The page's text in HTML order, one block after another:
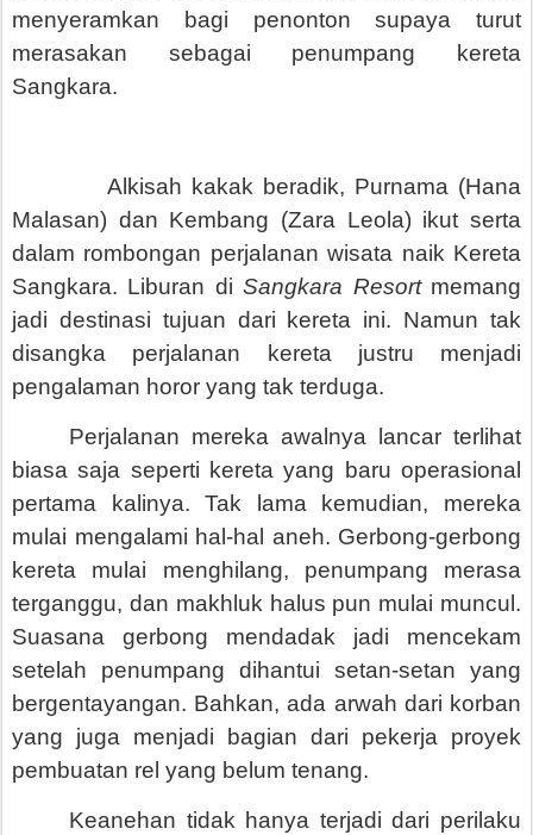
menyeramkan bagi penonton supaya turut
merasakan sebagai penumpang kereta
Sangkara.
Alkisah kakak beradik, Purnama (Hana
Malasan) dan Kembang (Zara Leola) ikut serta
dalam rombongan perjalanan wisata naik Kereta
Sangkara. Liburan diSangkara Resortmemang
jadi destinasi tujuan dari kereta ini. Namun tak
disangka perjalanan kereta justru menjadi
pengalaman horor yang tak terduga.
Perjalanan mereka awalnya lancar terlihat
biasa saja seperti kereta yang baru operasional
pertama kalinya. Tak lama kemudian, mereka
mulai mengalami hal-hal aneh. Gerbong-gerbong
kereta mulai menghilang, penumpang merasa
terganggu, dan makhluk halus pun mulai muncul.
Suasana gerbong mendadak jadi mencekam
setelah penumpang dihantui setan-setan yang
bergentayangan. Bahkan, ada arwah dari korban
yang juga menjadi bagian dari pekerja proyek
pembuatan rel yang belum tenang.
Keanehan tidak hanya terjadi dari perilaku